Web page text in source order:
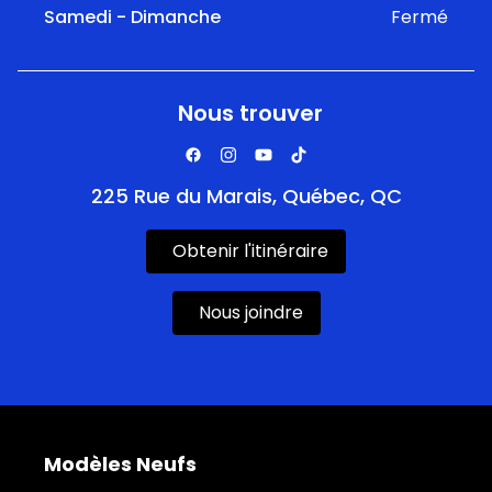
Samedi - Dimanche Fermé
Nous trouver
225 Rue du Marais, Québec, QC
Obtenir l'itinéraire
Nous joindre
Modèles Neufs